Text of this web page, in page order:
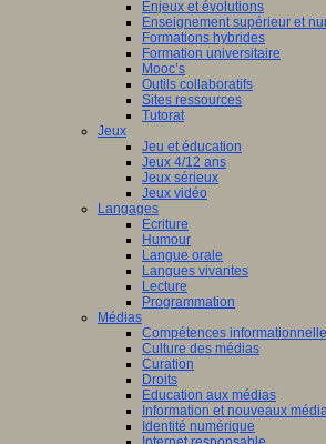
Enjeux et évolutions
Enseignement supérieur et
Formations hybrides
Formation universitaire
Mooc’s
Outils collaboratifs
Sites ressources
Tutorat
Jeux
Jeu et éducation
Jeux 4/12 ans
Jeux sérieux
Jeux vidéo
Langages
Ecriture
Humour
Langue orale
Langues vivantes
Lecture
Programmation
Médias
Compétences
Culture des médias
Curation
Droits
Education aux médias
Information et nouveaux
Identité numérique